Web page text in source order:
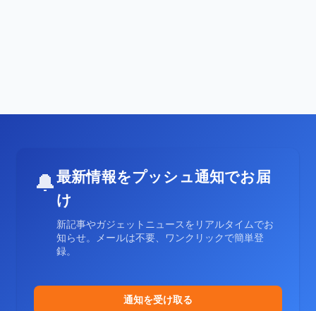
🔔最新情報をプッシュ通知でお届
け
新記事やガジェットニュースをリアルタイムでお
知らせ。メールは不要、ワンクリックで簡単登
録。
通知を受け取る